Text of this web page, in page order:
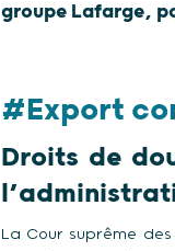
groupe Lafarge,
#Export
Droits de
La Cour suprême